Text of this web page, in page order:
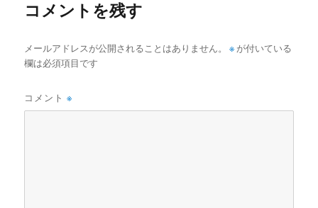
コメントを残す
メールアドレスが公開されることはありません。 ※ が付いている
欄は必須項目です
コメント※